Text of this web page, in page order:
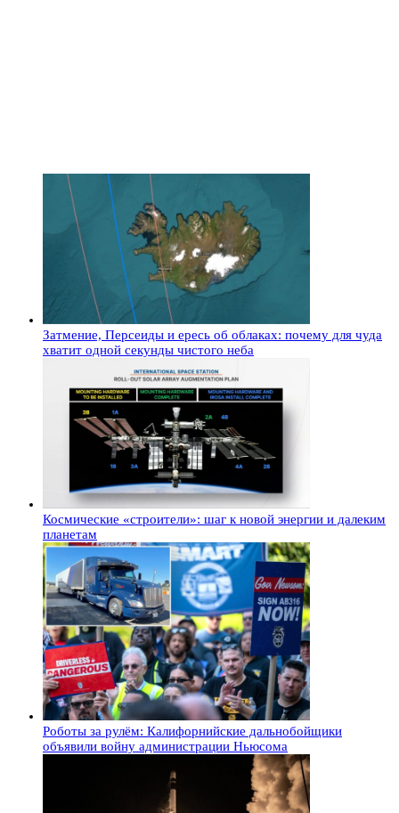
Затмение, Персеиды и ересь об облаках: почему для чуда
хватит одной секунды чистого неба
Космические «строители»: шаг к новой энергии и далеким
планетам
Роботы за рулём: Калифорнийские дальнобойщики
объявили войну администрации Ньюсома